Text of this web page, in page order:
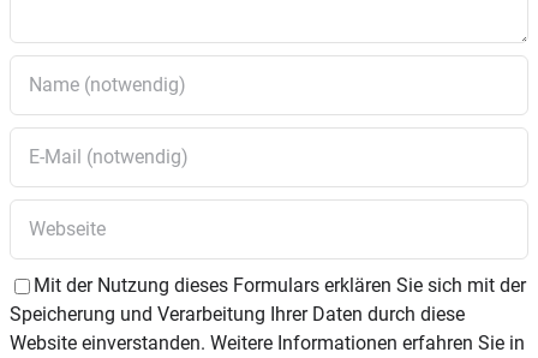
Mit der Nutzung dieses Formulars erklären Sie sich mit der
Speicherung und Verarbeitung Ihrer Daten durch diese
Website einverstanden. Weitere Informationen erfahren Sie in